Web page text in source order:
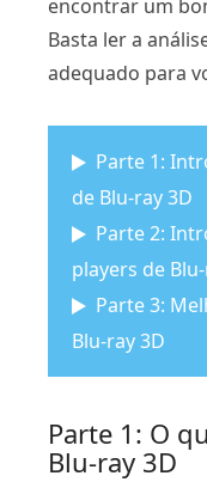
encontrar um
Basta ler a
adequado para
Parte 1:
de Blu-ray 3D
Parte 2:
players de
Parte 3:
Blu-ray 3D
Parte 1: O
Blu-ray 3D